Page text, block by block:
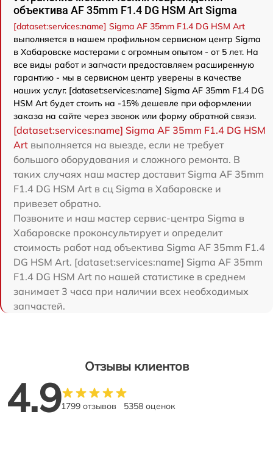
объектива AF 35mm F1.4 DG HSM Art Sigma
[dataset:services:name] Sigma AF 35mm F1.4 DG HSM Art
выполняется в нашем профильном сервисном центр Sigma
в Хабаровске мастерами с огромным опытом - от 5 лет. На
все виды работ и запчасти предоставляем расширенную
гарантию - мы в сервисном центр уверены в качестве
наших услуг. [dataset:services:name] Sigma AF 35mm F1.4 DG
HSM Art будет стоить на -15% дешевле при оформлении
заказа на сайте через звонок или форму обратной связи.
[dataset:services:name] Sigma AF 35mm F1.4 DG HSM
Art выполняется на выезде, если не требует
большого оборудования и сложного ремонта. В
таких случаях наш мастер доставит Sigma AF 35mm
F1.4 DG HSM Art в сц Sigma в Хабаровске и
привезет обратно.
Позвоните и наш мастер сервис-центра Sigma в
Хабаровске проконсультирует и определит
стоимость работ над объектива Sigma AF 35mm F1.4
DG HSM Art. [dataset:services:name] Sigma AF 35mm
F1.4 DG HSM Art по нашей статистике в среднем
занимает 3 часа при наличии всех необходимых
запчастей.
Отзывы клиентов
4.91799 отзывов 5358 оценок